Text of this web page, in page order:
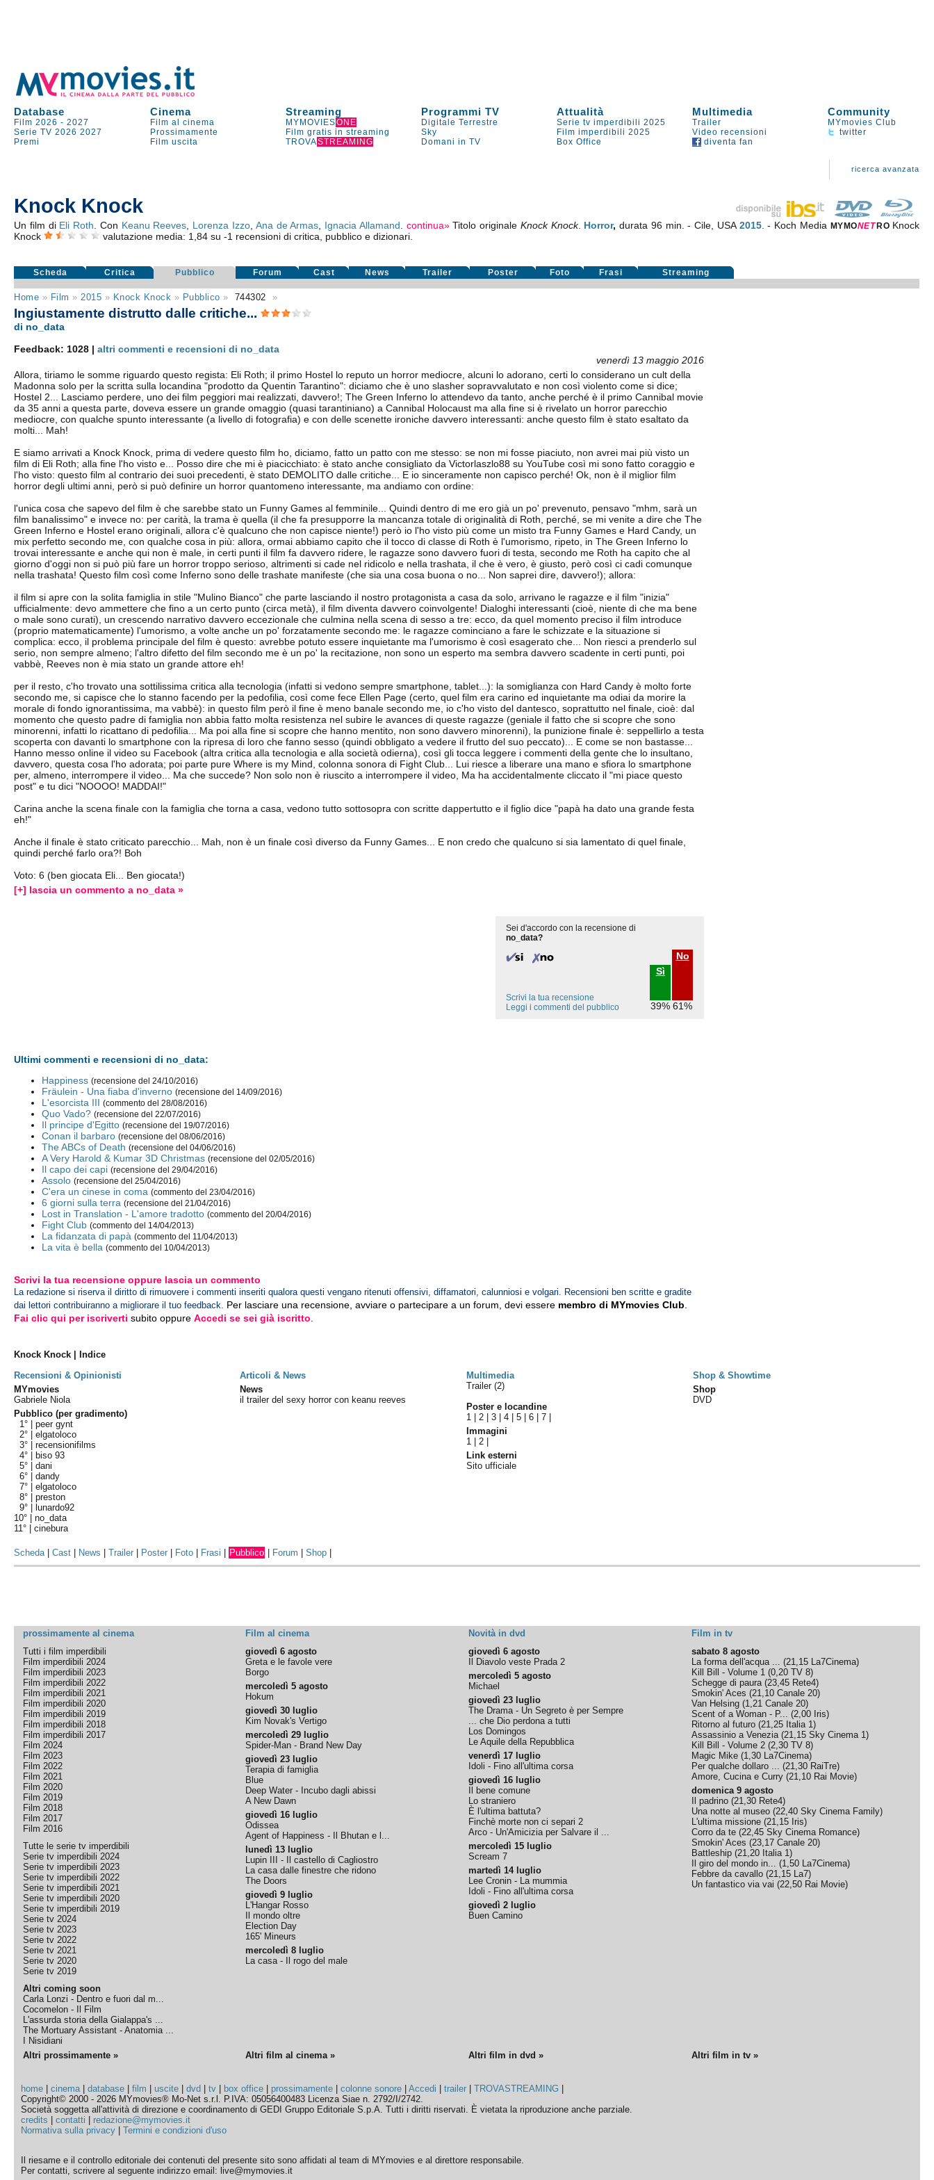
Database Cinema Streaming Programmi TV Attualità Multimedia Community
Film 2026 -2027 Film al cinema MYMOVIESONE Digitale Terrestre Serie tv imperdibili 2025 Trailer
MYmovies Club
Serie TV 2026 2027 Prossimamente Film gratis in streaming Sky Film imperdibili 2025 Video recensioni
twitter
Premi
Film uscita TROVASTREAMING Domani in TV Box Office diventa fan
ricerca avanzata
Knock Knock
Un film di Eli Roth . Con Keanu Reeves Lorenza Izzo Ana de Armas Ignacia Allamand continua» Titolo originale Knock Knock. Horror,durata 96 min. - Cile, USA 2015. - Koch Media MYMONET RO Knock
Knock
valutazione media: 1,84 su-1 recensioni di critica, pubblico e dizionari.
Scheda Critica Pubblico Forum Cast News Trailer Poster Foto Frasi Streaming
Home » Film » 2015 » Knock Knock » Pubblico » 744302 »
Ingiustamente distrutto dalle critiche...
di no_data
Feedback: 1028 |altri commenti e recensioni di no_data
venerdì 13 maggio 2016
Allora, tiriamo le somme riguardo questo regista: Eli Roth; il primo Hostel lo reputo un horror mediocre, alcuni lo adorano, certi lo considerano un cult della
Madonna solo per la scritta sulla locandina "prodotto da Quentin Tarantino": diciamo che è uno slasher sopravvalutato e non così violento come si dice;
Hostel 2... Lasciamo perdere, uno dei film peggiori mai realizzati, davvero!; The Green Inferno lo attendevo da tanto, anche perché è il primo Cannibal movie
da 35 anni a questa parte, doveva essere un grande omaggio (quasi tarantiniano) a Cannibal Holocaust ma alla fine si è rivelato un horror parecchio
mediocre, con qualche spunto interessante (a livello di fotografia) e con delle scenette ironiche davvero interessanti: anche questo film è stato esaltato da
molti... Mah!
E siamo arrivati a Knock Knock, prima di vedere questo film ho, diciamo, fatto un patto con me stesso: se non mi fosse piaciuto, non avrei mai più visto un
film di Eli Roth; alla fine l'ho visto e... Posso dire che mi è piacicchiato: è stato anche consigliato da Victorlaszlo88 su YouTube così mi sono fatto coraggio e
l'ho visto: questo film al contrario dei suoi precedenti, è stato DEMOLITO dalle critiche... E io sinceramente non capisco perché! Ok, non è il miglior film
horror degli ultimi anni, però si può definire un horror quantomeno interessante, ma andiamo con ordine:
l'unica cosa che sapevo del film è che sarebbe stato un Funny Games al femminile... Quindi dentro di me ero già un po' prevenuto, pensavo "mhm, sarà un
film banalissimo" e invece no: per carità, la trama è quella (il che fa presupporre la mancanza totale di originalità di Roth, perché, se mi venite a dire che The
Green Inferno e Hostel erano originali, allora c'è qualcuno che non capisce niente!) però io l'ho visto più come un misto tra Funny Games e Hard Candy, un
mix perfetto secondo me, con qualche cosa in più: allora, ormai abbiamo capito che il tocco di classe di Roth è l'umorismo, ripeto, in The Green Inferno lo
trovai interessante e anche qui non è male, in certi punti il film fa davvero ridere, le ragazze sono davvero fuori di testa, secondo me Roth ha capito che al
giorno d'oggi non si può più fare un horror troppo serioso, altrimenti si cade nel ridicolo e nella trashata, il che è vero, è giusto, però così ci cadi comunque
nella trashata! Questo film così come Inferno sono delle trashate manifeste (che sia una cosa buona o no... Non saprei dire, davvero!); allora:
il film si apre con la solita famiglia in stile "Mulino Bianco" che parte lasciando il nostro protagonista a casa da solo, arrivano le ragazze e il film "inizia"
ufficialmente: devo ammettere che fino a un certo punto (circa metà), il film diventa davvero coinvolgente! Dialoghi interessanti (cioè, niente di che ma bene
o male sono curati), un crescendo narrativo davvero eccezionale che culmina nella scena di sesso a tre: ecco, da quel momento preciso il film introduce
(proprio matematicamente) l'umorismo, a volte anche un po' forzatamente secondo me: le ragazze cominciano a fare le schizzate e la situazione si
complica: ecco, il problema principale del film è questo: avrebbe potuto essere inquietante ma l'umorismo è così esagerato che... Non riesci a prenderlo sul
serio, non sempre almeno; l'altro difetto del film secondo me è un po' la recitazione, non sono un esperto ma sembra davvero scadente in certi punti, poi
vabbè, Reeves non è mia stato un grande attore eh!
per il resto, c'ho trovato una sottilissima critica alla tecnologia (infatti si vedono sempre smartphone, tablet...): la somiglianza con Hard Candy è molto forte
secondo me, si capisce che lo stanno facendo per la pedofilia, così come fece Ellen Page (certo, quel film era carino ed inquietante ma odiai da morire la
morale di fondo ignorantissima, ma vabbè): in questo film però il fine è meno banale secondo me, io c'ho visto del dantesco, soprattutto nel finale, cioè: dal
momento che questo padre di famiglia non abbia fatto molta resistenza nel subire le avances di queste ragazze (geniale il fatto che si scopre che sono
minorenni, infatti lo ricattano di pedofilia... Ma poi alla fine si scopre che hanno mentito, non sono davvero minorenni), la punizione finale è: seppellirlo a testa
scoperta con davanti lo smartphone con la ripresa di loro che fanno sesso (quindi obbligato a vedere il frutto del suo peccato)... E come se non bastasse...
Hanno messo online il video su Facebook (altra critica alla tecnologia e alla società odierna), così gli tocca leggere i commenti della gente che lo insultano,
davvero, questa cosa l'ho adorata; poi parte pure Where is my Mind, colonna sonora di Fight Club... Lui riesce a liberare una mano e sfiora lo smartphone
per, almeno, interrompere il video... Ma che succede? Non solo non è riuscito a interrompere il video, Ma ha accidentalmente cliccato il "mi piace questo
post" e tu dici "NOOOO! MADDAI!"
Carina anche la scena finale con la famiglia che torna a casa, vedono tutto sottosopra con scritte dappertutto e il figlio dice "papà ha dato una grande festa
eh!"
Anche il finale è stato criticato parecchio... Mah, non è un finale così diverso da Funny Games... E non credo che qualcuno si sia lamentato di quel finale,
quindi perché farlo ora?! Boh
Voto: 6 (ben giocata Eli... Ben giocata!)
[+] lascia un commento a no_data »
Sei d'accordo con la recensione di
no_data?
Sì
39%
No
61%
Scrivi la tua recensione
Leggi i commenti del pubblico
Ultimi commenti e recensioni di no_data:
Happiness (recensione del 24/10/2016)
Fräulein - Una fiaba d'inverno (recensione del 14/09/2016)
L'esorcista III (commento del 28/08/2016)
Quo Vado? (recensione del 22/07/2016)
Il principe d'Egitto (recensione del 19/07/2016)
Conan il barbaro (recensione del 08/06/2016)
The ABCs of Death (recensione del 04/06/2016)
A Very Harold & Kumar 3D Christmas (recensione del 02/05/2016)
Il capo dei capi (recensione del 29/04/2016)
Assolo (recensione del 25/04/2016)
C'era un cinese in coma (commento del 23/04/2016)
6 giorni sulla terra (recensione del 21/04/2016)
Lost in Translation - L'amore tradotto (commento del 20/04/2016)
Fight Club (commento del 14/04/2013)
La fidanzata di papà (commento del 11/04/2013)
La vita è bella (commento del 10/04/2013)
Scrivi la tua recensione oppure lascia un commento
La redazione si riserva il diritto di rimuovere i commenti inseriti qualora questi vengano ritenuti offensivi, diffamatori, calunniosi e volgari. Recensioni ben scritte e gradite
dai lettori contribuiranno a migliorare il tuo feedback. Per lasciare una recensione, avviare o partecipare a un forum, devi essere membro di MYmovies Club
Fai clic qui per iscriverti subito oppureAccedi se sei già iscritto
Knock Knock | Indice
Recensioni & Opinionisti
Articoli & News Multimedia
Shop & Showtime
MYmovies
Gabriele Niola
Pubblico (per gradimento)
1° |peer gynt
2° |elgatoloco
3° |recensionifilms
4° |
biso 93
5° |dani
6° |dandy
7° |elgatoloco
8° |preston
9° |
lunardo92
10° |no_data
11° |cinebura
News
il trailer del sexy horror con keanu reeves
Trailer (2)
Poster e locandine
1 |2 |3 |4 |5 |6 |7
Immagini
1 |2
Link esterni
Sito ufficiale
Shop
DVD
Scheda|Cast News |Trailer Poster Foto Frasi Pubblico Forum |Shop
prossimamente al cinema Film al cinema Novità in dvd
Film in tv
Tutti i film imperdibili
Film imperdibili 2024
Film imperdibili 2023
Film imperdibili 2022
Film imperdibili 2021
Film imperdibili 2020
Film imperdibili 2019
Film imperdibili 2018
Film imperdibili 2017
Film 2024
Film 2023
Film 2022
Film 2021
Film 2020
Film 2019
Film 2018
Film 2017
Film 2016
Tutte le serie tv imperdibili
Serie tv imperdibili 2024
Serie tv imperdibili 2023
Serie tv imperdibili 2022
Serie tv imperdibili 2021
Serie tv imperdibili 2020
Serie tv imperdibili 2019
Serie tv 2024
Serie tv 2023
Serie tv 2022
Serie tv 2021
Serie tv 2020
Serie tv 2019
Altri coming soon
Carla Lonzi - Dentro e fuori dal m...
Cocomelon - Il Film
L'assurda storia della Gialappa's ...
The Mortuary Assistant - Anatomia ...
I Nisidiani
giovedì 6 agosto
Greta e le favole vere
Borgo
mercoledì 5 agosto
Hokum
giovedì 30 luglio
Kim Novak's Vertigo
mercoledì 29 luglio
Spider-Man - Brand New Day
giovedì 23 luglio
Terapia di famiglia
Blue
Deep Water - Incubo dagli abissi
A New Dawn
giovedì 16 luglio
Odissea
Agent of Happiness - Il Bhutan e l...
lunedì 13 luglio
Lupin III - Il castello di Cagliostro
La casa dalle finestre che ridono
The Doors
giovedì 9 luglio
L'Hangar Rosso
Il mondo oltre
Election Day
165' Mineurs
mercoledì 8 luglio
La casa - Il rogo del male
giovedì 6 agosto
Il Diavolo veste Prada 2
mercoledì 5 agosto
Michael
giovedì 23 luglio
The Drama - Un Segreto è per Sempre
... che Dio perdona a tutti
Los Domingos
Le Aquile della Repubblica
venerdì 17 luglio
Idoli - Fino all'ultima corsa
giovedì 16 luglio
Il bene comune
Lo straniero
È l'ultima battuta?
Finchè morte non ci separi 2
Arco - Un'Amicizia per Salvare il ...
mercoledì 15 luglio
Scream 7
martedì 14 luglio
Lee Cronin - La mummia
Idoli - Fino all'ultima corsa
giovedì 2 luglio
Buen Camino
sabato 8 agosto
La forma dell'acqua ... (21,15 La7Cinema)
Kill Bill - Volume 1 (0,20 TV 8)
Schegge di paura(23,45 Rete4)
Smokin' Aces (21,10 Canale 20)
Van Helsing (1,21 Canale 20)
Scent of a Woman - P... (2,00 Iris)
Ritorno al futuro (21,25 Italia 1)
Assassinio a Venezia(21,15 Sky Cinema 1)
Kill Bill - Volume 2 (2,30 TV 8)
Magic Mike (1,30 La7Cinema)
Per qualche dollaro ... (21,30 RaiTre)
Amore, Cucina e Curry (21,10 Rai Movie)
domenica 9 agosto
Il padrino (21,30 Rete4)
Una notte al museo (22,40 Sky Cinema Family)
L'ultima missione (21,15 Iris)
Corro da te (22,45 Sky Cinema Romance)
Smokin' Aces (23,17 Canale 20)
Battleship (21,20 Italia 1)
Il giro del mondo in... (1,50 La7Cinema)
Febbre da cavallo (21,15 La7)
Un fantastico via vai (22,50 Rai Movie)
Altri prossimamente » Altri film al cinema » Altri film in dvd » Altri film in tv »
home |cinema|database |film |uscite |dvd |tv box office prossimamente |colonne sonore |Accedi |trailer |TROVASTREAMING
Copyright© 2000 - 2026 MYmovies® Mo-Net s.r.l. P.IVA: 05056400483 Licenza Siae n. 2792/I/2742.
Società soggetta all'attività di direzione e coordinamento di GEDI Gruppo Editoriale S.p.A. Tutti i diritti riservati. È vietata la riproduzione anche parziale.
credits |contatti
redazione@mymovies.it
Normativa sulla privacy |Termini e condizioni d'uso
Il riesame e il controllo editoriale dei contenuti del presente sito sono affidati al team di MYmovies e al direttore responsabile.
Per contatti, scrivere al seguente indirizzo email: live@mymovies.it